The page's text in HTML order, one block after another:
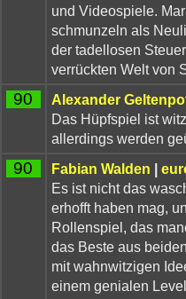
und Videospiele.
schmunzeln als
der tadellosen
verrückten Welt von
90
Alexander
Das Hüpfspiel ist
allerdings werden
90 Fabian Walden |
Es ist nicht das
erhofft haben mag,
Rollenspiel, das
das Beste aus
mit wahnwitzigen
einem genialen